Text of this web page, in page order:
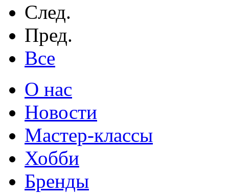
След.
Пред.
Все
О нас
Новости
Мастер-классы
Хобби
Бренды